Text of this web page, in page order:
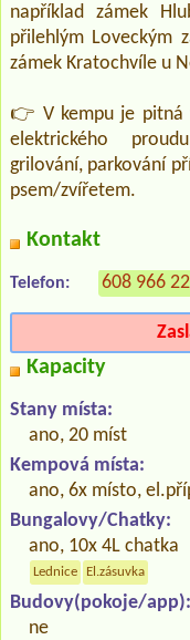
například zámek
přilehlým Loveckým
zámek Kratochvíle u
👉 V kempu je pitná
elektrického
grilování, parkování
psem/zvířetem.
Kontakt
Telefon: 608 966
Kapacity
Stany místa:
ano, 20 míst
Kempová místa:
ano, 6x místo,
Bungalovy/Chatky:
ano, 10x 4L chatka
Lednice El.zásuvka
Budovy(pokoje/app):
ne